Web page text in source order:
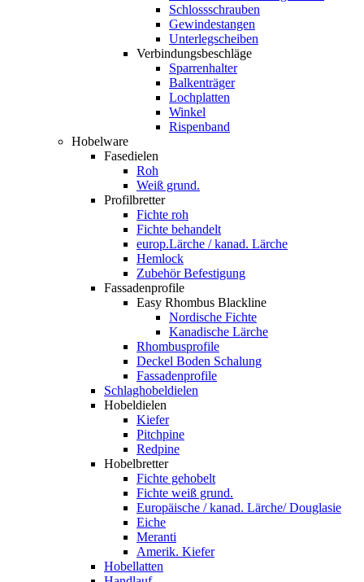
Schlossschrauben
Gewindestangen
Unterlegscheiben
Verbindungsbeschläge
Sparrenhalter
Balkenträger
Lochplatten
Winkel
Rispenband
Hobelware
Fasedielen
Roh
Weiß grund.
Profilbretter
Fichte roh
Fichte behandelt
europ.Lärche / kanad. Lärche
Hemlock
Zubehör Befestigung
Fassadenprofile
Easy Rhombus Blackline
Nordische Fichte
Kanadische Lärche
Rhombusprofile
Deckel Boden Schalung
Fassadenprofile
Schlaghobeldielen
Hobeldielen
Kiefer
Pitchpine
Redpine
Hobelbretter
Fichte gehobelt
Fichte weiß grund.
Europäische / kanad. Lärche/ Douglasie
Eiche
Meranti
Amerik. Kiefer
Hobellatten